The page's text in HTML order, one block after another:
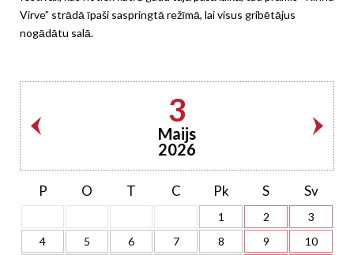
Virve” strādā īpaši saspringtā režīmā, lai visus gribētājus
nogādātu salā.
3
Maijs
2026
P O T C Pk S Sv
1 2
3
4
5 6 7 8 9
10